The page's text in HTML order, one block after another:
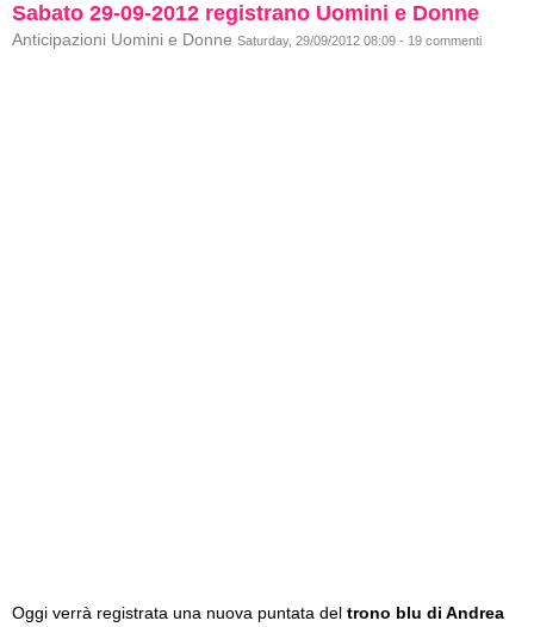
Sabato 29-09-2012 registrano Uomini e Donne
Anticipazioni Uomini e Donne Saturday, 29/09/2012 08:09 - 19 commenti
Oggi verrà registrata una nuova puntata del trono blu di Andrea